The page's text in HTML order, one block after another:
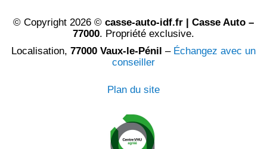
© Copyright 2026 © casse-auto-idf.fr | Casse Auto –
77000. Propriété exclusive.
Localisation, 77000 Vaux-le-Pénil – Échangez avec un
conseiller
Plan du site